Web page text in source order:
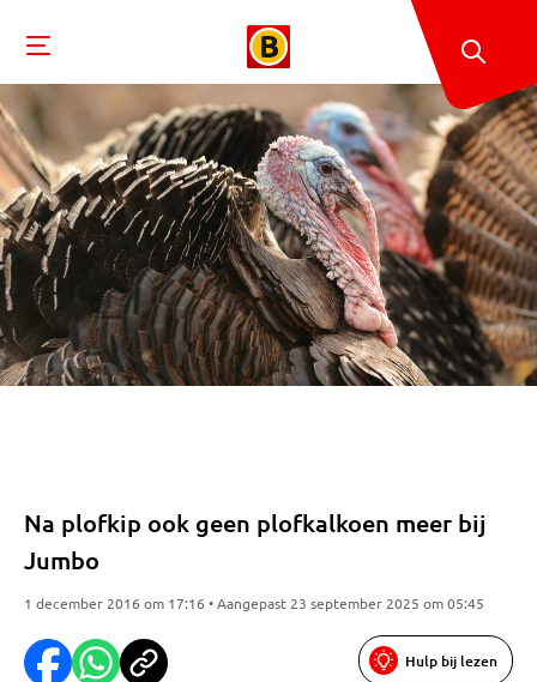
Na plofkip ook geen plofkalkoen meer bij
Jumbo
1 december 2016 om 17:16 • Aangepast 23 september 2025 om 05:45
Hulp bij lezen